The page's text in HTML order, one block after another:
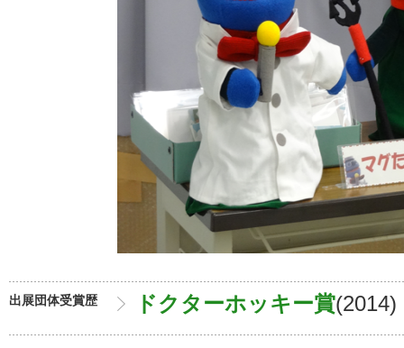
出展団体受賞歴 ドクターホッキー賞(2014)